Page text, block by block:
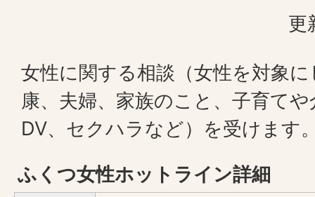
更
女性に関する相談（女性を対象
康、夫婦、家族のこと、子育て
DV、セクハラなど）を受けます
ふくつ女性ホットライン詳細